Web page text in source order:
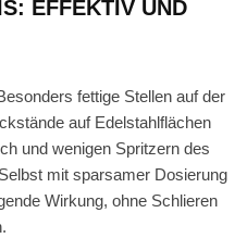
EFFEKTIV UND
fettige Stellen auf der
auf Edelstahlflächen
und wenigen Spritzern des
mit sparsamer Dosierung
Wirkung, ohne Schlieren